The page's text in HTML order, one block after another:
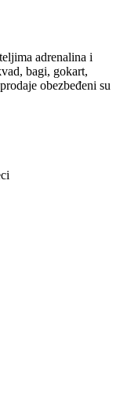
adrenalina i
bagi, gokart,
obezbeđeni su